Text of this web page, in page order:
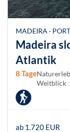
MADEIRA ·
Madeira
Atlantik
8 Tage
Weitblick
ab 1.720 EUR